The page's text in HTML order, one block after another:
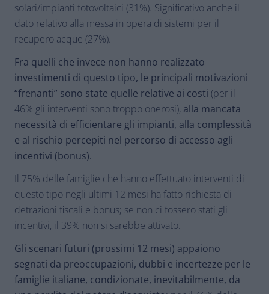
solari/impianti fotovoltaici (31%). Significativo anche il
dato relativo alla messa in opera di sistemi per il
recupero acque (27%).
Fra quelli che invece non hanno realizzato
investimenti di questo tipo, le principali motivazioni
“frenanti” sono state quelle relative ai costi (per il
46% gli interventi sono troppo onerosi), alla mancata
necessità di efficientare gli impianti, alla complessità
e al rischio percepiti nel percorso di accesso agli
incentivi (bonus).
Il 75% delle famiglie che hanno effettuato interventi di
questo tipo negli ultimi 12 mesi ha fatto richiesta di
detrazioni fiscali e bonus; se non ci fossero stati gli
incentivi, il 39% non si sarebbe attivato.
Gli scenari futuri (prossimi 12 mesi) appaiono
segnati da preoccupazioni, dubbi e incertezze per le
famiglie italiane, condizionate, inevitabilmente, da